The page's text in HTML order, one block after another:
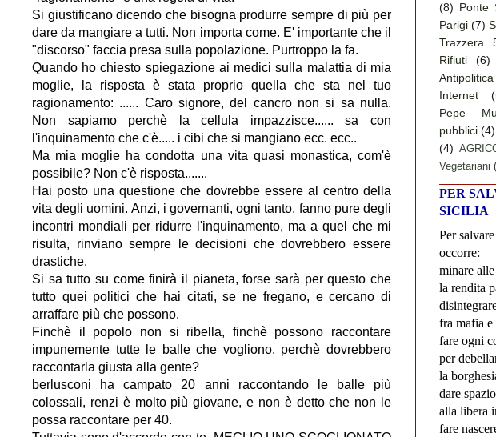
Si giustificano dicendo che bisogna produrre sempre di più per
dare da mangiare a tutti. Non importa come. E' importante che il
"discorso" faccia presa sulla popolazione. Purtroppo la fa.
Quando ho chiesto spiegazione ai medici sulla malattia di mia
moglie, la risposta è stata proprio quella che sta nel tuo
ragionamento: ...... Caro signore, del cancro non si sa nulla.
Non sapiamo perchè la cellula impazzisce...... sa con
l'inquinamento che c'è..... i cibi che si mangiano ecc. ecc..
Ma mia moglie ha condotta una vita quasi monastica, com'è
possibile? Non c'è risposta.......
Hai posto una questione che dovrebbe essere al centro della
vita degli uomini. Anzi, i governanti, ogni tanto, fanno pure degli
incontri mondiali per ridurre l'inquinamento, ma a quel che mi
risulta, rinviano sempre le decisioni che dovrebbero essere
drastiche.
Si sa tutto su come finirà il pianeta, forse sarà per questo che
tutto quei politici che hai citati, se ne fregano, e cercano di
arraffare più che possono.
Finchè il popolo non si ribella, finchè possono raccontare
impunemente tutte le balle che vogliono, perchè dovrebbero
raccontarla giusta alla gente?
berlusconi ha campato 20 anni raccontando le balle più
colossali, renzi è molto più giovane, e non è detto che non le
possa raccontare per 40.
(8) Ponte
Parigi (7)
Trazzera
Rifiuti
(6)
Antipolitica
Internet
Pepe
pubblici (4)
(4)
Vegetariani
PER
SICILIA
Per
occorre:
minare
la rendita
fra mafia
fare ogni
per
la
dare spazio
alla libera
fare